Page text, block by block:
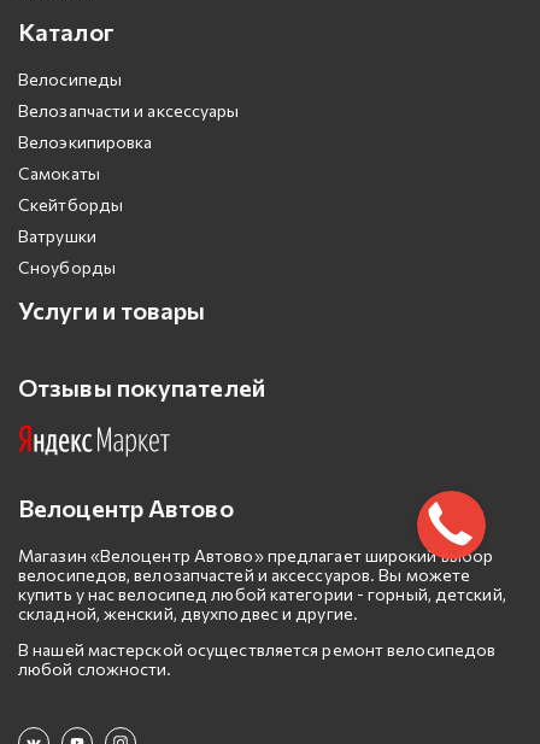
Каталог
Велосипеды
Велозапчасти и аксессуары
Велоэкипировка
Самокаты
Скейтборды
Ватрушки
Сноуборды
Услуги и товары
Отзывы покупателей
Велоцентр Автово
Магазин «Велоцентр Автово» предлагает широкий выбор
велосипедов, велозапчастей и аксессуаров. Вы можете
купить у нас велосипед любой категории - горный, детский,
складной, женский, двухподвес и другие.
В нашей мастерской осуществляется ремонт велосипедов
любой сложности.